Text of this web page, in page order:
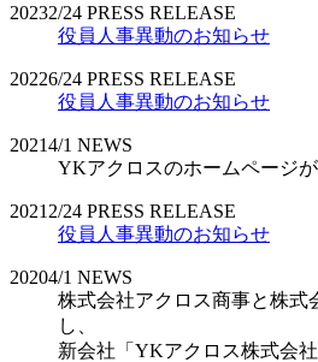
20232/24 PRESS RELEASE
役員人事異動のお知らせ
20226/24 PRESS RELEASE
役員人事異動のお知らせ
20214/1 NEWS
YKアクロスのホームページ
2021 2/24 PRESS RELEASE
役員人事異動のお知らせ
20204/1 NEWS
株式会社アクロス商事と株式
し、
新会社「YKアクロス株式会